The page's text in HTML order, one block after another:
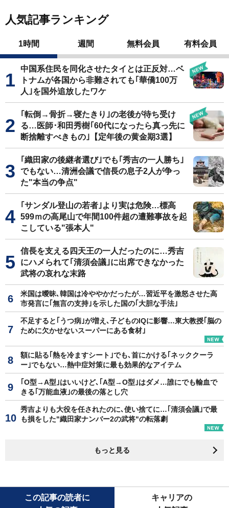
人気記事ランキング
1時間 週間 無料会員 有料会員
中国系住民を同化させたタイとは正反対…ベ
トナムが各国から非難されても｢華僑100万
人｣を国外追放したワケ
｢転倒→骨折→寝たきり｣の老後が待ち受け
る…医師･和田秀樹｢60代になったら真っ先に
断捨離すべきもの｣【定年後の黄金期3選】
｢織田家の後継者選び｣でも｢秀吉の一人勝ち｣
でもない…清洲会議で信長の息子2人が争っ
た"本当の争点"
｢サンダル登山の若者｣より実は危険…標高
599ｍの高尾山で年間100件超の遭難事故を起
こしている"張本人"
信長を支える四天王の一人だったのに…秀吉
にハメられて｢清須会議｣に出席できなかった
武将の哀れな末路
米国は曖昧､韓国は冷ややかだったが…習近平を激怒させた高
市発言に｢無言の支持｣を示した国の｢大胆な手法｣
不足すると｢うつ病｣が増え､子どものIQに影響…東大教授｢脳の
ために欠かせないスーパーにある食材｣
額に貼る｢熱を冷ますシート｣でも､首にかける｢ネッククーラ
ー｣でもない…熱中症対策に最も効果的なアイテム
｢O型→A型｣はいいけど､｢A型→O型｣はダメ…誰にでも輸血で
きる｢万能血液｣の最後の落とし穴
秀吉よりも大役を任されたのに､使い捨てに…｢清須会議｣で最
も損をした"織田家ナンバー2の武将"の転落劇
もっと見る
この記事の読者に
キャリアの